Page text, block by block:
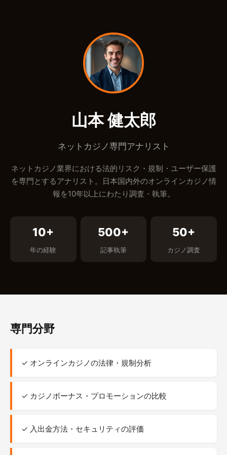
山本 健太郎
ネットカジノ専門アナリスト
ネットカジノ業界における法的リスク・規制・ユーザー保護
を専門とするアナリスト。日本国内外のオンラインカジノ情
報を10年以上にわたり調査・執筆。
10+
年の経験
500+
記事執筆
50+
カジノ調査
専門分野
✓ オンラインカジノの法律・規制分析
✓ カジノボーナス・プロモーションの比較
✓ 入出金方法・セキュリティの評価